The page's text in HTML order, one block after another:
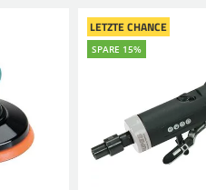
LETZTE CHANCE
SPARE 15%